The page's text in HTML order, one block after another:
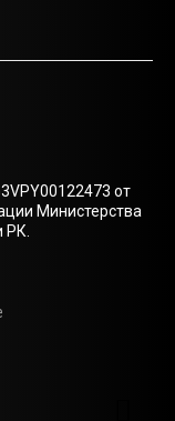
от
Министерства
РК.